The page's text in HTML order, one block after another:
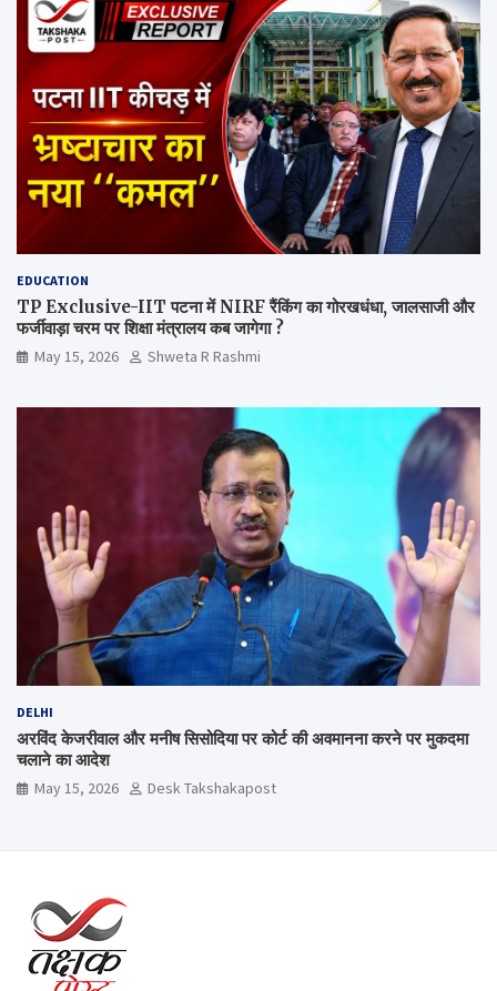
EDUCATION
TP Exclusive-IIT पटना में NIRF रैंकिंग का गोरखधंधा, जालसाजी और
फर्जीवाड़ा चरम पर शिक्षा मंत्रालय कब जागेगा ?
May 15, 2026 Shweta R Rashmi
DELHI
अरविंद केजरीवाल और मनीष सिसोदिया पर कोर्ट की अवमानना करने पर मुकदमा
चलाने का आदेश
May 15, 2026 Desk Takshakapost